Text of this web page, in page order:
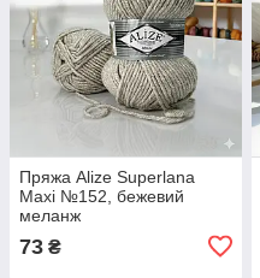
Пряжа Alize Superlana
Maxi №152, бежевий
меланж
73 ₴